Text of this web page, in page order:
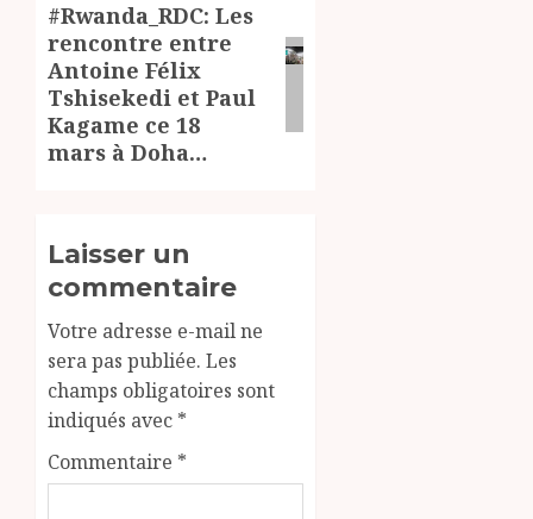
Article
suivant:
#Rwanda_RDC: Les
rencontre entre
Antoine Félix
Tshisekedi et Paul
Kagame ce 18
mars à Doha…
Laisser un
commentaire
Votre adresse e-mail ne
sera pas publiée. Les
champs obligatoires sont
indiqués avec *
Commentaire *